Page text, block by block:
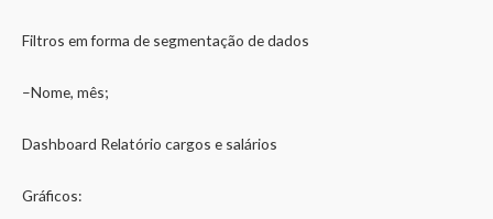
Filtros em forma de segmentação de dados
–Nome, mês;
Dashboard Relatório cargos e salários
Gráficos: